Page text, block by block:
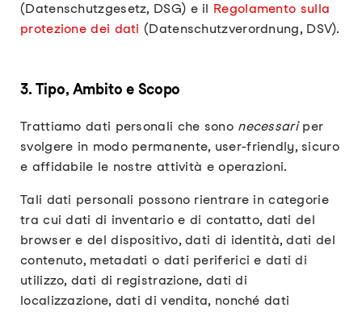
(Datenschutzgesetz, DSG) e il Regolamento sulla
protezione dei dati (Datenschutzverordnung, DSV).
3. Tipo, Ambito e Scopo
Trattiamo dati personali che sono necessariper
svolgere in modo permanente, user-friendly, sicuro
e affidabile le nostre attività e operazioni.
Tali dati personali possono rientrare in categorie
tra cui dati di inventario e di contatto, dati del
browser e del dispositivo, dati di identità, dati del
contenuto, metadati o dati periferici e dati di
utilizzo, dati di registrazione, dati di
localizzazione, dati di vendita, nonché dati